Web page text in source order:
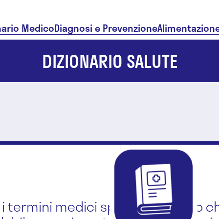
MedicoDiagnosi e Prevenzione
DIZIONARIO SALUTE
termini medici spiegati in modo